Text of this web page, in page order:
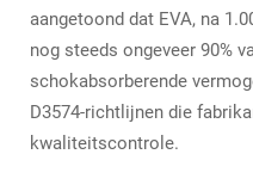
aangetoond dat EVA, na
nog steeds ongeveer 90%
schokabsorberende
D3574-richtlijnen die
kwaliteitscontrole.